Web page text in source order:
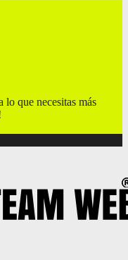
lo que necesitas más